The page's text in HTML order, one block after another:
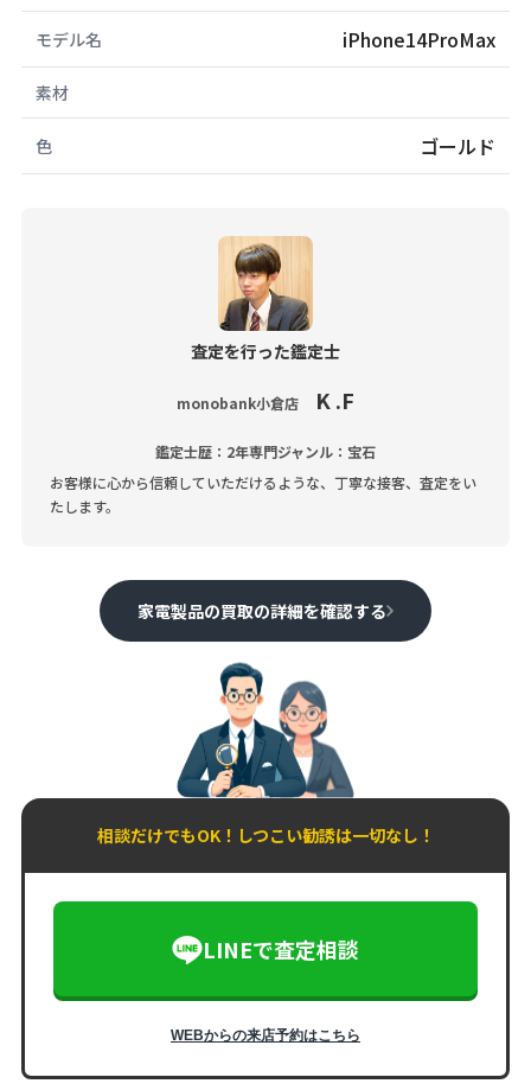
モデル名 iPhone14ProMax
素材
色 ゴールド
査定を行った鑑定士
monobank小倉店 K .F
鑑定士歴：2年専門ジャンル：宝石
お客様に心から信頼していただけるような、丁寧な接客、査定をい
たします。
家電製品の買取の詳細を確認する
相談だけでもOK！しつこい勧誘は一切なし！
LINEで査定相談
WEBからの来店予約はこちら